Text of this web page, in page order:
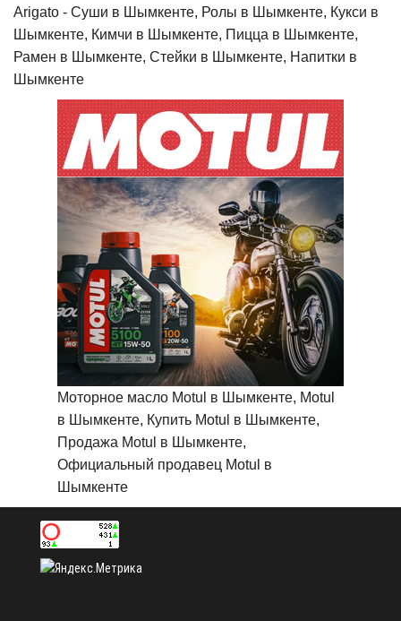
Arigato - Cуши в Шымкенте, Ролы в Шымкенте, Кукси в
Шымкенте, Кимчи в Шымкенте, Пицца в Шымкенте,
Рамен в Шымкенте, Стейки в Шымкенте, Напитки в
Шымкенте
Моторное масло Motul в Шымкенте, Motul
в Шымкенте, Купить Motul в Шымкенте,
Продажа Motul в Шымкенте,
Официальный продавец Motul в
Шымкенте